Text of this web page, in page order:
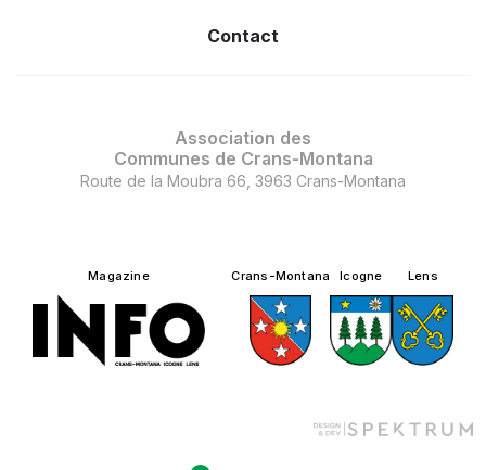
Contact
Association des
Communes de Crans-Montana
Route de la Moubra 66, 3963 Crans-Montana
Magazine Crans-Montana Icogne Lens